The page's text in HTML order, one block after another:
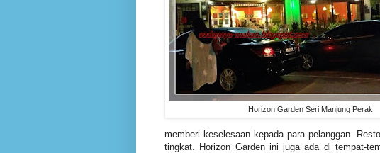
Horizon Garden Seri Manjung Perak
memberi keselesaan kepada para pelanggan.
tingkat. Horizon Garden ini juga ada di tempat-